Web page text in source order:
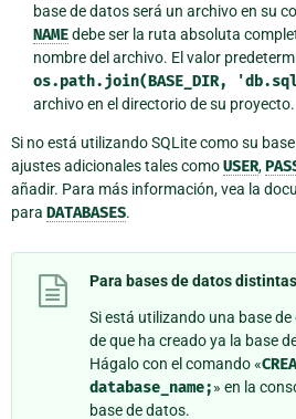
base de datos será un archivo en su
NAMEdebe ser la ruta absoluta
nombre del archivo. El valor
os.path.join(BASE_DIR,
archivo en el directorio de su proyecto.
Si no está utilizando SQLite como su
ajustes adicionales tales comoUSER,
añadir. Para más información, vea la
para DATABASES.
Para bases de datos
Si está utilizando una base
de que ha creado ya la base
Hágalo con el comando «
database_name;» en la
base de datos.